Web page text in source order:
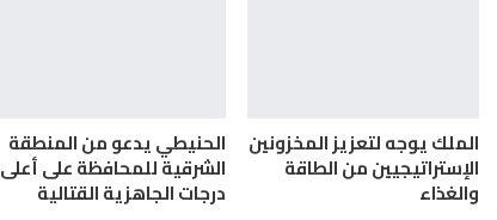
الملك يوجه لتعزيز المخزونين
الإستراتيجيين من الطاقة
والغذاء
الحنيطي يدعو من المنطقة
الشرقية للمحافظة على أعلى
درجات الجاهزية القتالية